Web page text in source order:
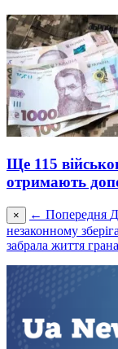
Ще 115
отримають
× ← Попередня
незаконному
забрала життя